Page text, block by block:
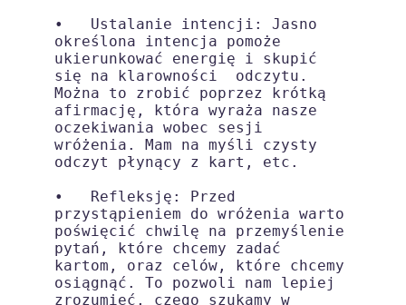
•   Ustalanie intencji: Jasno
określona intencja pomoże
ukierunkować energię i skupić
się na klarowności  odczytu.
Można to zrobić poprzez krótką
afirmację, która wyraża nasze
oczekiwania wobec sesji
wróżenia. Mam na myśli czysty
odczyt płynący z kart, etc.
•   Refleksję: Przed
przystąpieniem do wróżenia warto
poświęcić chwilę na przemyślenie
pytań, które chcemy zadać
kartom, oraz celów, które chcemy
osiągnąć. To pozwoli nam lepiej
zrozumieć, czego szukamy w